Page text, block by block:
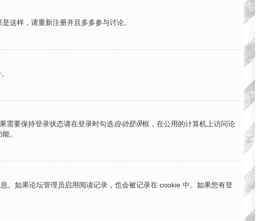
这样，请重新注册并且多多参与讨论。
需要保持登录状态请在登录时勾选自动登录框，在公用的计算机上访问论
。
。如果论坛管理员启用阅读记录，也会被记录在 cookie 中。如果您有登